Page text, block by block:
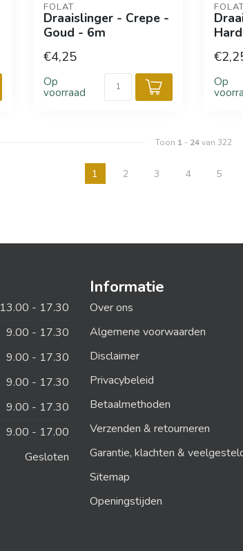
FOLAT
Draaislinger - Crepe -
Goud - 6m
€4,25
Op
voorraad
FOLAT
Op
Toon 1- 24van 322
1 2 3 4 5
13.00 - 17.30
9.00 - 17.30
9.00 - 17.30
9.00 - 17.30
9.00 - 17.30
9.00 - 17.00
Gesloten
Informatie
Over ons
Algemene voorwaarden
Disclaimer
Privacybeleid
Betaalmethoden
Verzenden & retourneren
Garantie, klachten &
Sitemap
Openingstijden